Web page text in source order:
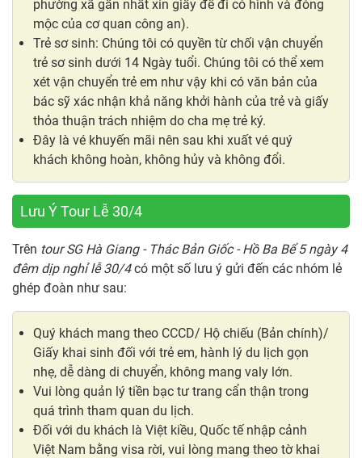
phường xã gần nhất xin giấy để đi có hình và đóng
mộc của cơ quan công an).
Trẻ sơ sinh: Chúng tôi có quyền từ chối vận chuyển
trẻ sơ sinh dưới 14 Ngày tuổi. Chúng tôi có thể xem
xét vận chuyển trẻ em như vậy khi có văn bản của
bác sỹ xác nhận khả năng khởi hành của trẻ và giấy
thỏa thuận trách nhiệm do cha mẹ trẻ ký.
Đây là vé khuyến mãi nên sau khi xuất vé quý
khách không hoàn, không hủy và không đổi.
Lưu Ý Tour Lễ 30/4
Trên tour SG Hà Giang - Thác Bản Giốc - Hồ Ba Bể 5 ngày 4
đêm dịp nghỉ lễ 30/4có một số lưu ý gửi đến các nhóm lẻ
ghép đoàn như sau:
Quý khách mang theo CCCD/ Hộ chiếu (Bản chính)/
Giấy khai sinh đối với trẻ em, hành lý du lịch gọn
nhẹ, dễ dàng di chuyển, không mang valy lớn.
Vui lòng quản lý tiền bạc tư trang cẩn thận trong
quá trình tham quan du lịch.
Đối với du khách là Việt kiều, Quốc tế nhập cảnh
Việt Nam bằng visa rời, vui lòng mang theo tờ khai